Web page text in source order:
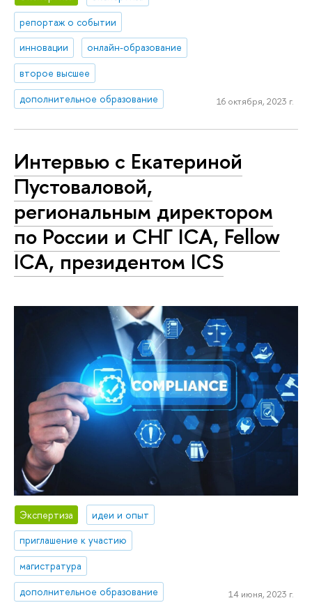
репортаж о событии
инновации
онлайн-образование
второе высшее
дополнительное образование
16 октября, 2023 г.
Интервью с Екатериной
Пустоваловой,
региональным директором
по России и СНГ ICA, Fellow
ICA, президентом ICS
Экспертиза
идеи и опыт
приглашение к участию
магистратура
дополнительное образование
14 июня, 2023 г.